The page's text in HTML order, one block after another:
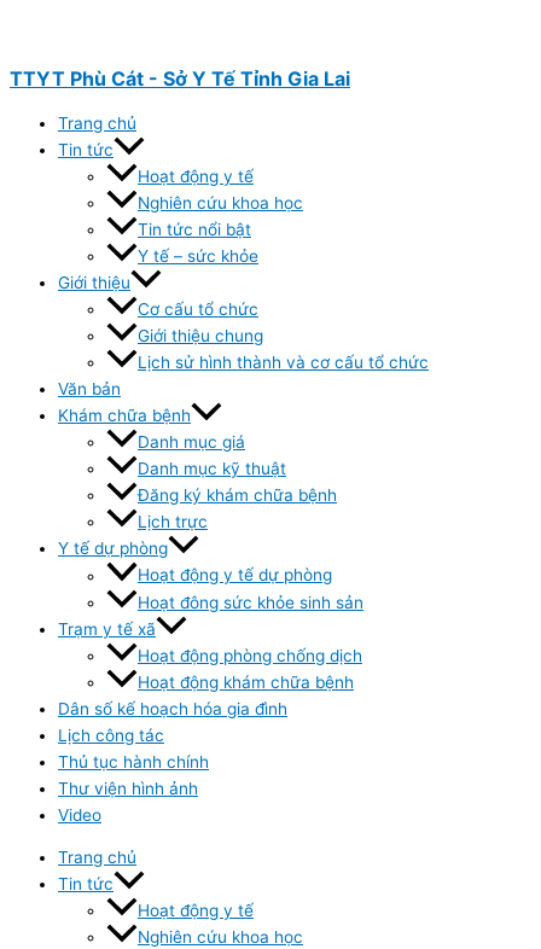
dung
TTYT Phù Cát - Sở Y Tế Tỉnh Gia Lai
Trang chủ
Tin tức
Hoạt động y tế
Nghiên cứu khoa học
Tin tức nổi bật
Y tế – sức khỏe
Giới thiệu
Cơ cấu tổ chức
Giới thiệu chung
Lịch sử hình thành và cơ cấu tổ chức
Văn bản
Khám chữa bệnh
Danh mục giá
Danh mục kỹ thuật
Đăng ký khám chữa bệnh
Lịch trực
Y tế dự phòng
Hoạt động y tế dự phòng
Hoạt đông sức khỏe sinh sản
Trạm y tế xã
Hoạt động phòng chống dịch
Hoạt động khám chữa bệnh
Dân số kế hoạch hóa gia đình
Lịch công tác
Thủ tục hành chính
Thư viện hình ảnh
Video
Trang chủ
Tin tức
Hoạt động y tế
Nghiên cứu khoa học